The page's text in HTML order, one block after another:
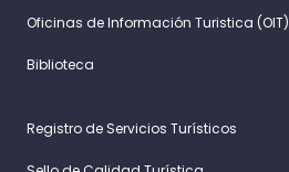
Oficinas de Información Turistica (OIT)
Biblioteca
Registro de Servicios Turísticos